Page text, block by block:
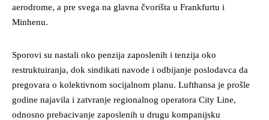
aerodrome, a pre svega na glavna čvorišta u Frankfurtu i
Minhenu.
Sporovi su nastali oko penzija zaposlenih i tenzija oko
restruktuiranja, dok sindikati navode i odbijanje poslodavca da
pregovara o kolektivnom socijalnom planu. Lufthansa je prošle
godine najavila i zatvranje regionalnog operatora City Line,
odnosno prebacivanje zaposlenih u drugu kompanijsku